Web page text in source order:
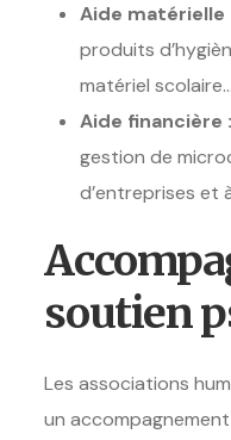
Aide matérielle
produits
matériel scolaire…
Aide financière :
gestion de
d’entreprises et
soutien
Les associations
un